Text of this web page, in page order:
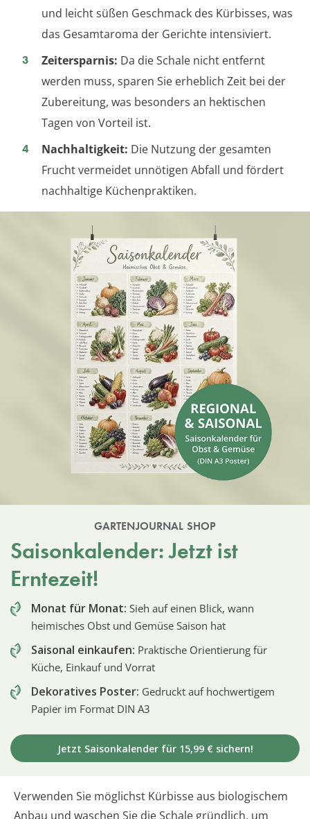
und leicht süßen Geschmack des Kürbisses, was
das Gesamtaroma der Gerichte intensiviert.
Zeitersparnis: Da die Schale nicht entfernt
werden muss, sparen Sie erheblich Zeit bei der
Zubereitung, was besonders an hektischen
Tagen von Vorteil ist.
Nachhaltigkeit: Die Nutzung der gesamten
Frucht vermeidet unnötigen Abfall und fördert
nachhaltige Küchenpraktiken.
GARTENJOURNAL SHOP
Saisonkalender: Jetzt ist
Erntezeit!
Monat für Monat: Sieh auf einen Blick, wann
heimisches Obst und Gemüse Saison hat
Saisonal einkaufen: Praktische Orientierung für
Küche, Einkauf und Vorrat
Dekoratives Poster: Gedruckt auf hochwertigem
Papier im Format DIN A3
Jetzt Saisonkalender für 15,99 € sichern!
Verwenden Sie möglichst Kürbisse aus biologischem
Anbau und waschen Sie die Schale gründlich, um